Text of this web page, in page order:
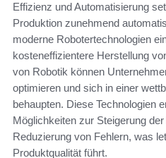
Effizienz und Automatisierung
Produktion zunehmend
moderne Robotertechnologien
kosteneffizientere Herstellung
von Robotik können
optimieren und sich in einer
behaupten. Diese Technologien
Möglichkeiten zur Steigerung
Reduzierung von Fehlern, was
Produktqualität führt.